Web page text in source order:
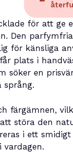
för att ge
Den
för känsliga
plats i
söker en
språng.
färgämnen,
störa den
i ett